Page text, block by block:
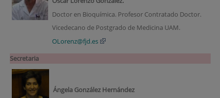
Doctor en Bioquímica. Profesor Contratado Doctor.
Vicedecano de Postgrado de Medicina UAM.
OLorenz@fjd.es
Secretaria
Ángela González Hernández